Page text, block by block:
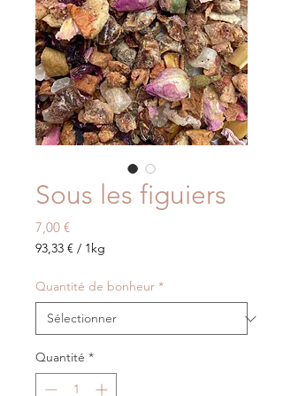
Sous les figuiers
7,00 €Prix
93,33 € / 1kg
pour
1
Kilogramme
Quantité de bonheur *
Quantité *